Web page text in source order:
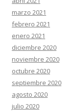
marzo 2021
febrero 2021
enero 2021
diciembre 2020
noviembre 2020
octubre 2020
septiembre 2020
agosto 2020
julio 2020